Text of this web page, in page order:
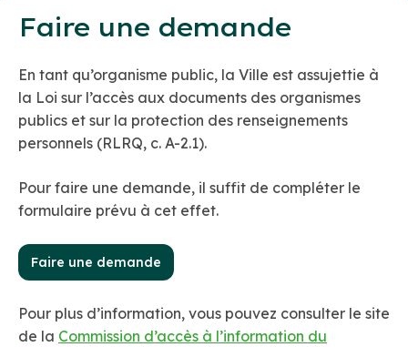
Faire une demande
En tant qu’organisme public, la Ville est assujettie à
la Loi sur l’accès aux documents des organismes
publics et sur la protection des renseignements
personnels (RLRQ, c. A-2.1).
Pour faire une demande, il suffit de compléter le
formulaire prévu à cet effet.
Faire une demande
Pour plus d’information, vous pouvez consulter le site
de la Commission d’accès à l’information du